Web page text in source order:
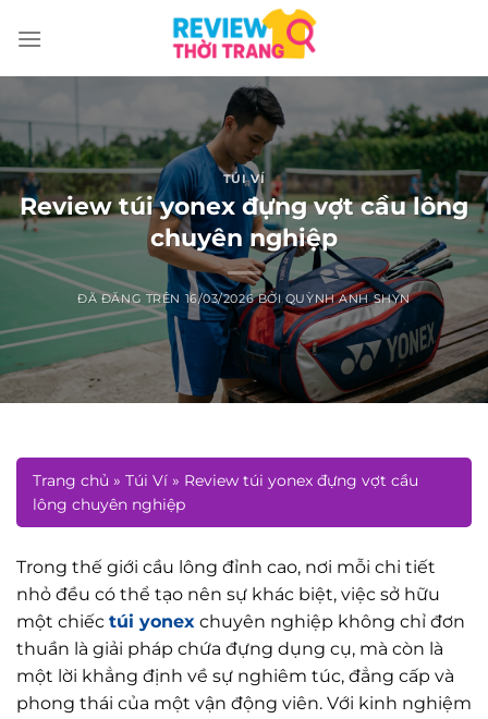
đến
TÚI VÍ
Review túi yonex đựng vợt cầu lông
chuyên nghiệp
ĐÃ ĐĂNG TRÊN 16/03/2026 BỞIQUỲNH ANH SHYN
Trang chủ » Túi Ví » Review túi yonex đựng vợt cầu
lông chuyên nghiệp
Trong thế giới cầu lông đỉnh cao, nơi mỗi chi tiết
nhỏ đều có thể tạo nên sự khác biệt, việc sở hữu
một chiếc túi yonex chuyên nghiệp không chỉ đơn
thuần là giải pháp chứa đựng dụng cụ, mà còn là
một lời khẳng định về sự nghiêm túc, đẳng cấp và
phong thái của một vận động viên. Với kinh nghiệm